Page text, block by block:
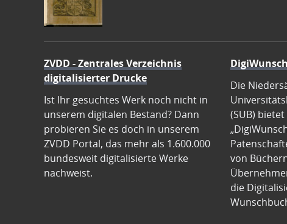
ZVDD - Zentrales Verzeichnis
digitalisierter Drucke
Ist Ihr gesuchtes Werk noch nicht in
unserem digitalen Bestand? Dann
probieren Sie es doch in unserem
ZVDD Portal, das mehr als 1.600.000
bundesweit digitalisierte Werke
nachweist.
Die
(SUB)
von
die